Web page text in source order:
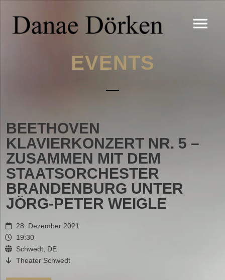
EVENTS
BEETHOVEN
KLAVIERKONZERT NR. 5 –
ZUSAMMEN MIT DEM
STAATSORCHESTER
BRANDENBURG UNTER
JÖRG-PETER WEIGLE
28. Dezember 2021
19:30
Schwedt, DE
Theater Schwedt